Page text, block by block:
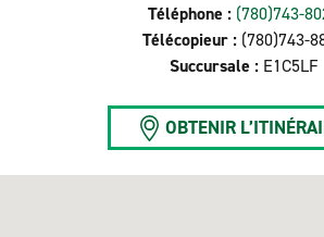
Téléphone : (780)743-
Télécopieur : (780)743-
Succursale : E1C5LF
OBTENIR